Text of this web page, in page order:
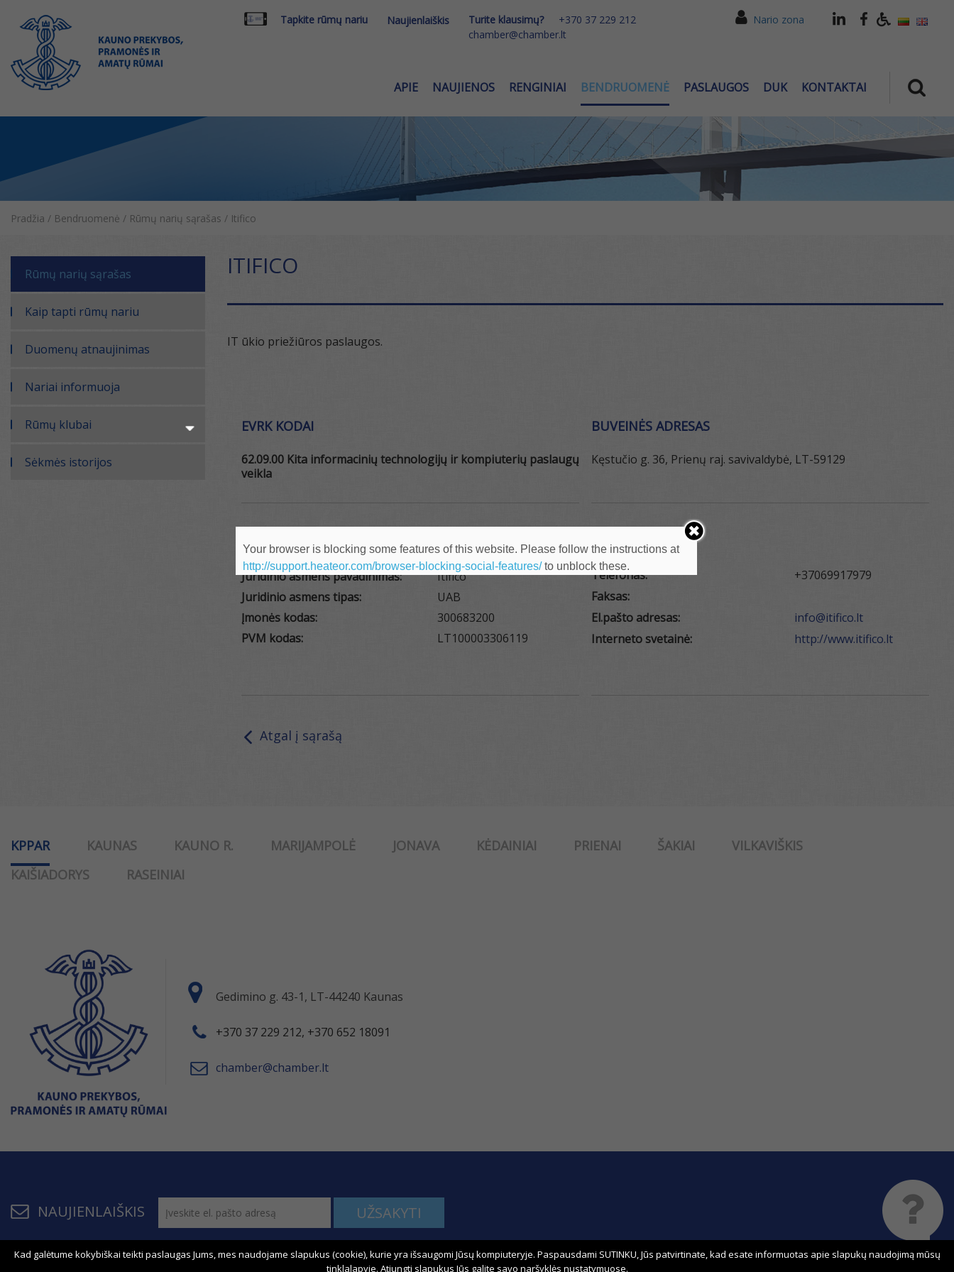
Tapkite rūmų nariu Naujienlaiškis Turite klausimų?
+370 37 229 212
chamber@chamber.lt
Nario zona
APIE NAUJIENOS RENGINIAI BENDRUOMENĖ PASLAUGOS DUK KONTAKTAI
Pradžia / Bendruomenė / Rūmų narių sąrašas / Itifico
Rūmų narių sąrašas
Kaip tapti rūmų nariu
Duomenų atnaujinimas
Nariai informuoja
Rūmų klubai
Sėkmės istorijos
ITIFICO
IT ūkio priežiūros paslaugos.
EVRK KODAI
62.09.00 Kita informacinių technologijų ir kompiuterių paslaugų
veikla
BUVEINĖS ADRESAS
Kęstučio g. 36, Prienų raj. savivaldybė, LT-59129
ĮMONĖS REKVIZITAI
Juridinio asmens pavadinimas:
Itifico
Juridinio asmens tipas:
UAB
Įmonės kodas:
300683200
PVM kodas:
LT100003306119
KONTAKTAI
Telefonas:
Faksas:
El.pašto adresas:
Interneto svetainė:
+37069917979
info@itifico.lt
http://www.itifico.lt
Atgal į sąrašą
KPPAR KAUNAS KAUNO R. MARIJAMPOLĖ JONAVA KĖDAINIAI PRIENAI ŠAKIAI
VILKAVIŠKIS
KAIŠIADORYS
RASEINIAI
Gedimino g. 43-1, LT-44240 Kaunas
+370 37 229 212, +370 652 18091
chamber@chamber.lt
NAUJIENLAIŠKIS UŽSAKYTI
© 2011 - 2026, KPPAR . Visos teisės saugomos. Bendraukime: Sprendimas:
Kad galėtume kokybiškai teikti paslaugas Jums, mes naudojame slapukus (cookie), kurie yra išsaugomi Jūsų kompiuteryje. Paspausdami SUTINKU, Jūs patvirtinate, kad esate informuotas apie slapukų naudojimą mūsų
tinklalapyje. Atjungti slapukus Jūs galite savo naršyklės nustatymuose.
Your browser is blocking some features of this website. Please follow the instructions at
http://support.heateor.com/browser-blocking-social-features/to unblock these.